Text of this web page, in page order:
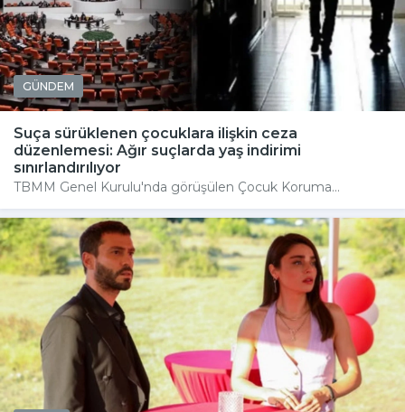
GÜNDEM
Suça sürüklenen çocuklara ilişkin ceza
düzenlemesi: Ağır suçlarda yaş indirimi
sınırlandırılıyor
TBMM Genel Kurulu'nda görüşülen Çocuk Koruma...